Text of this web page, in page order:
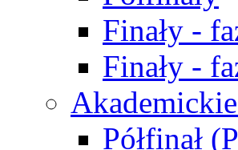
Finały -
Finały -
Półfinał